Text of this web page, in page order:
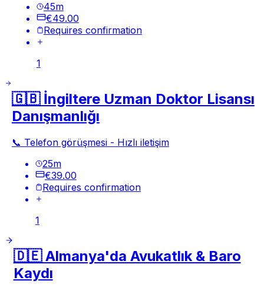
45m
€49.00
Requires confirmation
1
🇬🇧 İngiltere Uzman Doktor Lisansı
Danışmanlığı
📞 Telefon görüşmesi - Hızlı iletişim
25m
€39.00
Requires confirmation
1
🇩🇪 Almanya'da Avukatlık & Baro
Kaydı